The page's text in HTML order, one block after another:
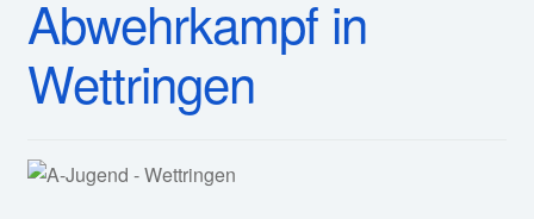
Kurse
Sponsoren
Abwehrkampf in
Wettringen